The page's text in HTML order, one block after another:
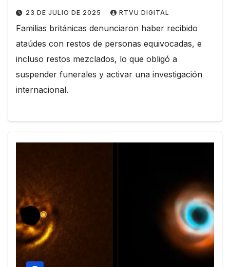
23 DE JULIO DE 2025 RTVU DIGITAL
Familias británicas denunciaron haber recibido
ataúdes con restos de personas equivocadas, e
incluso restos mezclados, lo que obligó a
suspender funerales y activar una investigación
internacional.